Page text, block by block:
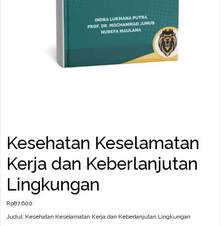
Kesehatan Keselamatan
Kerja dan Keberlanjutan
Lingkungan
Rp87.600
Judul: Kesehatan Keselamatan Kerja dan Keberlanjutan Lingkungan